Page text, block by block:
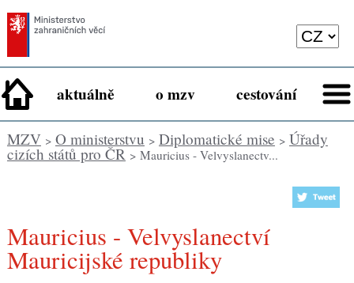
aktuálně o mzv cestování
MZV> O ministerstvu > Diplomatické mise > Úřady
cizích států pro ČR> Mauricius - Velvyslanectv...
Mauricius - Velvyslanectví
Mauricijské republiky